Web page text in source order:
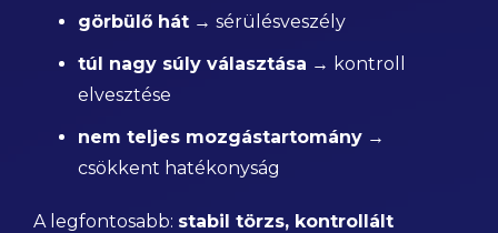
görbülő hát → sérülésveszély
túl nagy súly választása → kontroll
elvesztése
nem teljes mozgástartomány →
csökkent hatékonyság
A legfontosabb: stabil törzs, kontrollált